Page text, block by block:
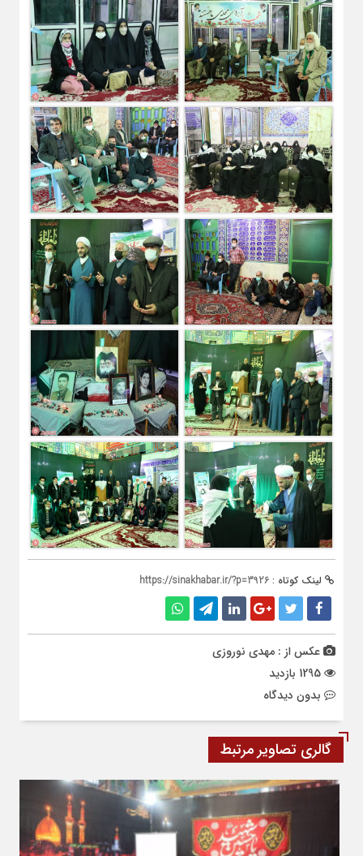
لینک کوتاه : https://sinakhabar.ir/?p=3926
عکس از : مهدی نوروزی
بدون دیدگاه
گالری تصاویر مرتبط